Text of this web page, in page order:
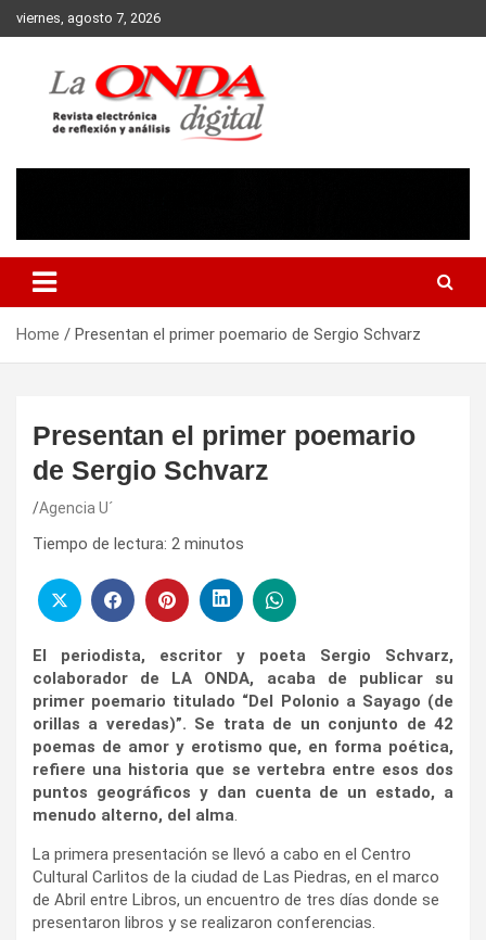
Skip
to
viernes, agosto 7, 2026
Home Presentan el primer poemario de Sergio Schvarz
Presentan el primer poemario
de Sergio Schvarz
Agencia U´
Tiempo de lectura: 2 minutos
El periodista, escritor y poeta Sergio Schvarz,
colaborador de LA ONDA, acaba de publicar su
primer poemario titulado “Del Polonio a Sayago (de
orillas a veredas)”. Se trata de un conjunto de 42
poemas de amor y erotismo que, en forma poética,
refiere una historia que se vertebra entre esos dos
puntos geográficos y dan cuenta de un estado, a
menudo alterno, del alma.
La primera presentación se llevó a cabo en el Centro
Cultural Carlitos de la ciudad de Las Piedras, en el marco
de Abril entre Libros, un encuentro de tres días donde se
presentaron libros y se realizaron conferencias.